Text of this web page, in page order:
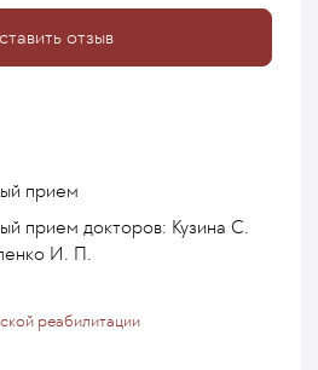
отзыв
прием
прием докторов: Кузина С.
И. П.
реабилитации